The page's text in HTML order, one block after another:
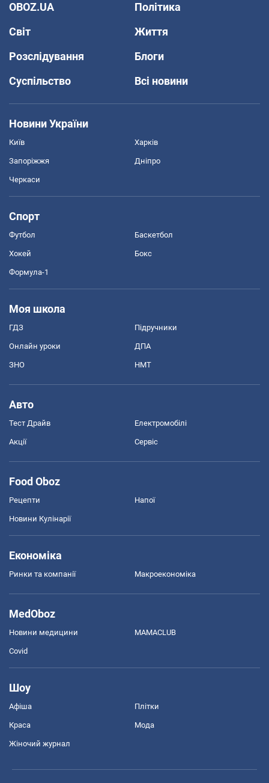
OBOZ.UA
Політика
Світ
Життя
Розслідування
Блоги
Суспільство
Всі новини
Новини України
Київ Харків
Запоріжжя Дніпро
Черкаси
Спорт
Футбол Баскетбол
Хокей Бокс
Формула-1
Моя школа
ГДЗ Підручники
Онлайн уроки ДПА
ЗНО НМТ
Авто
Тест Драйв Електромобілі
Акції Сервіс
Food Oboz
Рецепти Напої
Новини Кулінарії
Економіка
Ринки та компанії Макроекономіка
MedOboz
Новини медицини MAMACLUB
Covid
Шоу
Афіша Плітки
Краса Мода
Жіночий журнал